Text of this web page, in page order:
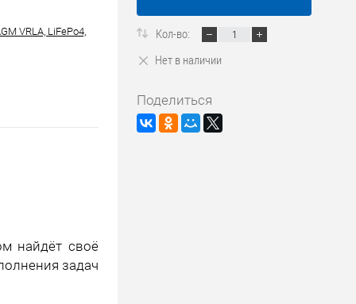
VRLA, LiFePo4,
найдёт своё
задач
Кол-во:
Нет в наличии
Поделиться